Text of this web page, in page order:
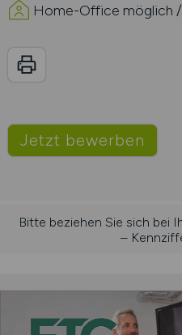
Home-Office möglich
Jetzt bewerben
Bitte beziehen Sie sich bei
–